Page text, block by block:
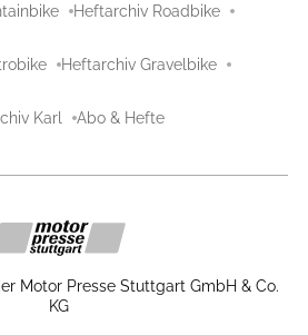
Heftarchiv Roadbike
Heftarchiv Gravelbike
Karl Abo & Hefte
Motor Presse Stuttgart GmbH & Co.
KG